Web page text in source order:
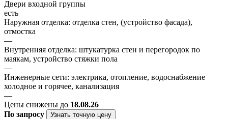
Двери входной группы
есть
Наружная отделка: отделка стен, (устройство фасада),
отмостка
—
Внутренняя отделка: штукатурка стен и перегородок по
маякам, устройство стяжки пола
—
Инженерные сети: электрика, отопление, водоснабжение
холодное и горячее, канализация
—
Цены снижены до 18.08.26
По запросу
Узнать точную цену